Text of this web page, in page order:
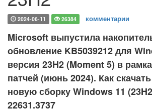
2024-06-11 26384 комментарии
Microsoft выпустила
обновление KB5039212 для
версия 23H2 (Moment 5) в
патчей (июнь 2024). Как
новую сборку Windows 11
22631.3737